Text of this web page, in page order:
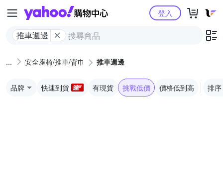
Yahoo購物中心
推車週邊
登入
安全座椅/推車/背巾 推車週邊
品牌 快速到貨 有現貨 挑戰低價 價格低到高 排序